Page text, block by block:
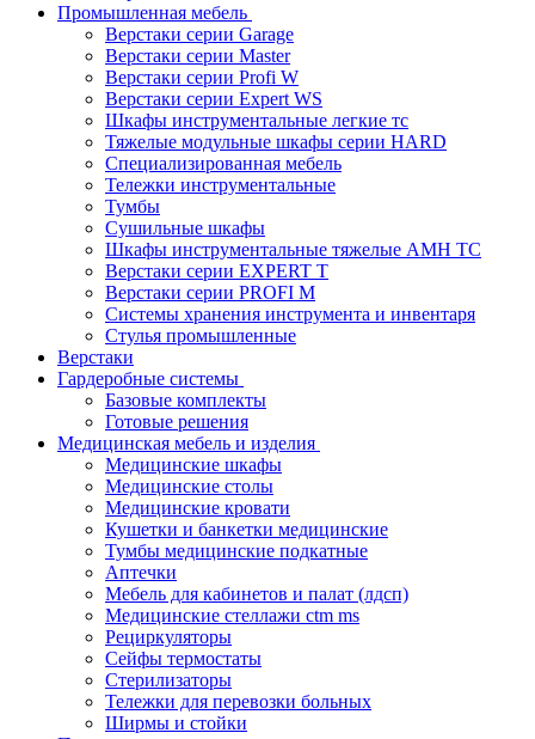
Промышленная мебель
Верстаки серии Garage
Верстаки серии Master
Верстаки серии Profi W
Верстаки серии Expert WS
Шкафы инструментальные легкие тс
Тяжелые модульные шкафы серии HARD
Cпециализированная мебель
Тележки инструментальные
Тумбы
Cушильные шкафы
Шкафы инструментальные тяжелые AMH TC
Верстаки серии EXPERT T
Верстаки серии PROFI M
Системы хранения инструмента и инвентаря
Стулья промышленные
Верстаки
Гардеробные системы
Базовые комплекты
Готовые решения
Медицинская мебель и изделия
Медицинские шкафы
Медицинские столы
Медицинские кровати
Кушетки и банкетки медицинские
Тумбы медицинские подкатные
Аптечки
Мебель для кабинетов и палат (лдсп)
Медицинские стеллажи ctm ms
Рециркуляторы
Сейфы термостаты
Стерилизаторы
Тележки для перевозки больных
Ширмы и стойки